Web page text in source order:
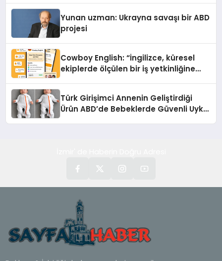
Yunan uzman: Ukrayna savaşı bir ABD
projesi
Cowboy English: “İngilizce, küresel
ekiplerde ölçülen bir iş yetkinliğine
Türk Girişimci Annenin Geliştirdiği
Ürün ABD’de Bebeklerde Güvenli Uyku